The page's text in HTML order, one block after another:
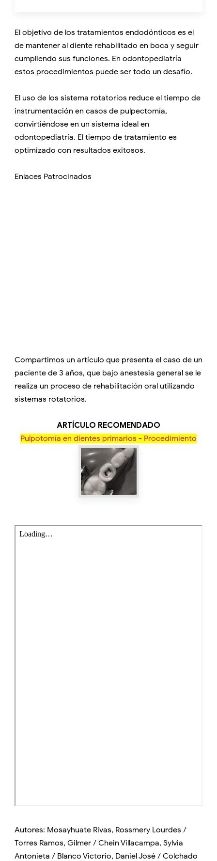
El objetivo de los tratamientos endodónticos es el
de mantener al diente rehabilitado en boca y seguir
cumpliendo sus funciones. En odontopediatría
estos procedimientos puede ser todo un desafío.
El uso de los sistema rotatorios reduce el tiempo de
instrumentación en casos de pulpectomía,
convirtiéndose en un sistema ideal en
odontopediatría. El tiempo de tratamiento es
optimizado con resultados exitosos.
Enlaces Patrocinados
Compartimos un artículo que presenta el caso de un
paciente de 3 años, que bajo anestesia general se le
realiza un proceso de rehabilitación oral utilizando
sistemas rotatorios.
ARTÍCULO RECOMENDADO
Pulpotomía en dientes primarios - Procedimiento
Autores: Mosayhuate Rivas, Rossmery Lourdes /
Torres Ramos, Gilmer / Chein Villacampa, Sylvia
Antonieta / Blanco Victorio, Daniel José / Colchado